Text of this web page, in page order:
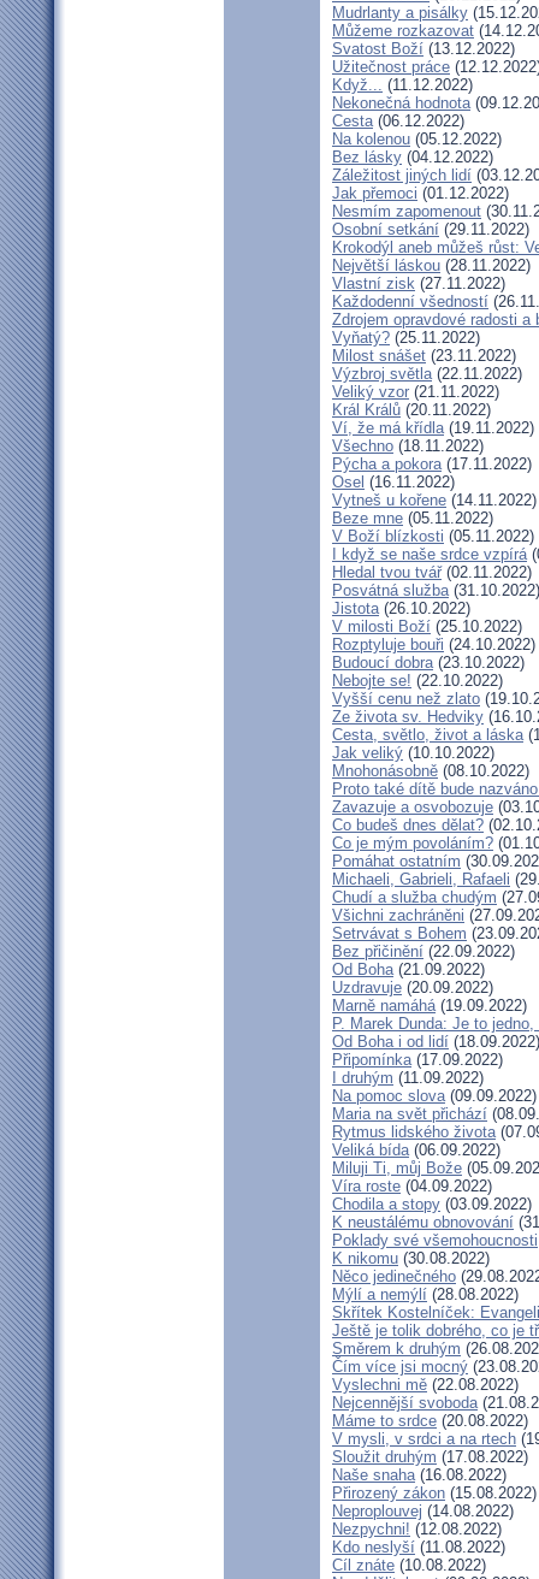
Mudrlanty a pisálky
Můžeme rozkazovat
Svatost Boží (13.12.2022)
Užitečnost práce
Když... (11.12.2022)
Nekonečná hodnota
Cesta(06.12.2022)
Na kolenou (05.12.2022)
Bez lásky (04.12.2022)
Záležitost jiných lidí
Jak přemoci (01.12.2022)
Nesmím zapomenout
Osobní setkání (29.11.2022)
Krokodýl aneb můžeš růst:
Největší láskou (28.11.2022)
Vlastní zisk (27.11.2022)
Každodenní všedností
Zdrojem opravdové radosti a
Vyňatý? (25.11.2022)
Milost snášet (23.11.2022)
Výzbroj světla(22.11.2022)
Veliký vzor (21.11.2022)
Král Králů (20.11.2022)
Ví, že má křídla(19.11.2022)
Všechno (18.11.2022)
Pýcha a pokora(17.11.2022)
Osel (16.11.2022)
Vytneš u kořene (14.11.2022)
Beze mne (05.11.2022)
V Boží blízkosti (05.11.2022)
I když se naše srdce vzpírá
Hledal tvou tvář(02.11.2022)
Posvátná služba(31.10.2022)
Jistota(26.10.2022)
V milosti Boží (25.10.2022)
Rozptyluje bouři (24.10.2022)
Budoucí dobra(23.10.2022)
Nebojte se! (22.10.2022)
Vyšší cenu než zlato
Ze života sv. Hedviky
Cesta, světlo, život a láska
Jak veliký (10.10.2022)
Mnohonásobně (08.10.2022)
Proto také dítě bude
Zavazuje a osvobozuje
Co budeš dnes dělat?
Co je mým povoláním?
Pomáhat ostatním
Michaeli, Gabrieli, Rafaeli
Chudí a služba chudým
Všichni zachráněni
Setrvávat s Bohem
Bez přičinění (22.09.2022)
Od Boha(21.09.2022)
Uzdravuje (20.09.2022)
Marně namáhá(19.09.2022)
P. Marek Dunda: Je to
Od Boha i od lidí (18.09.2022)
Připomínka(17.09.2022)
I druhým (11.09.2022)
Na pomoc slova(09.09.2022)
Maria na svět přichází
Rytmus lidského života
Veliká bída(06.09.2022)
Miluji Ti, můj Bože
Víra roste (04.09.2022)
Chodila a stopy (03.09.2022)
K neustálému obnovování
Poklady své všemohoucnosti
K nikomu (30.08.2022)
Něco jedinečného
Mýlí a nemýlí (28.08.2022)
Skřítek Kostelníček:
Ještě je tolik dobrého, co je
Směrem k druhým
Čím více jsi mocný
Vyslechni mě (22.08.2022)
Nejcennější svoboda
Máme to srdce (20.08.2022)
V mysli, v srdci a na rtech
Sloužit druhým (17.08.2022)
Naše snaha(16.08.2022)
Přirozený zákon (15.08.2022)
Neproplouvej (14.08.2022)
Nezpychni! (12.08.2022)
Kdo neslyší (11.08.2022)
Cíl znáte (10.08.2022)